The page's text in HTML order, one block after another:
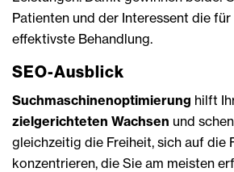
Patienten und der Interessent die
effektivste Behandlung.
SEO-Ausblick
Suchmaschinenoptimierung hilft
zielgerichteten Wachsen und
gleichzeitig die Freiheit, sich auf die
konzentrieren, die Sie am meisten